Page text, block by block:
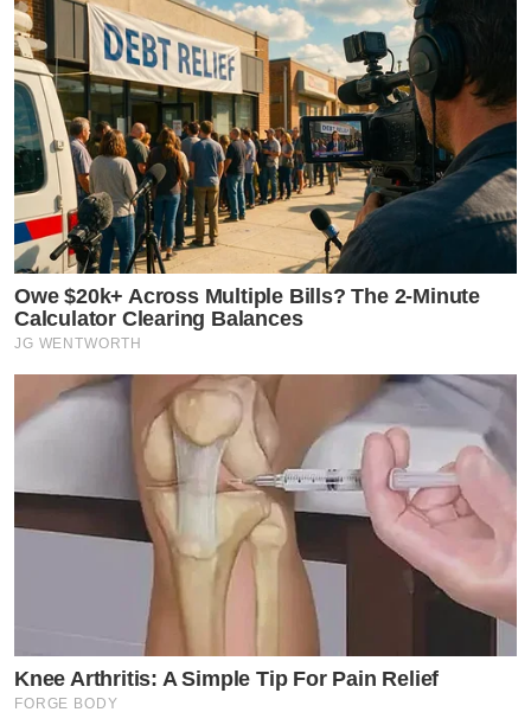
Owe $20k+ Across Multiple Bills? The 2-Minute
Calculator Clearing Balances
JG WENTWORTH
Knee Arthritis: A Simple Tip For Pain Relief
FORGE BODY